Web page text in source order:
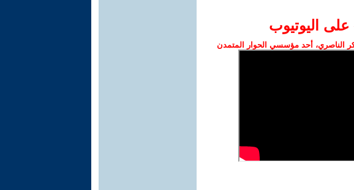
اليوتيوب
الناصري، أحد مؤسسي الحوار المتمدن